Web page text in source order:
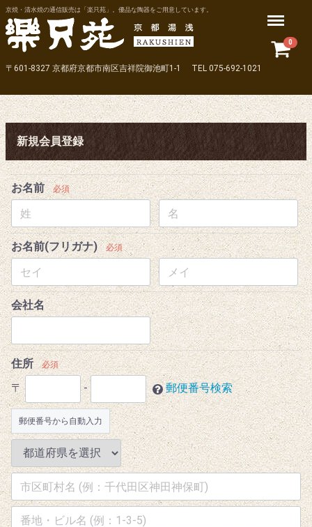
京焼・清水焼の通信販売は「楽只苑」。優品な陶器をご用意しています。
〒601-8327 京都府京都市南区吉祥院御池町1-1 TEL 075-692-1021
0
Menu
新規会員登録
お名前 必須
お名前(フリガナ) 必須
会社名
住所 必須
〒 - 郵便番号検索
郵便番号から自動入力